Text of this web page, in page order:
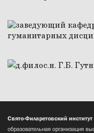
Свято-Филаретовский
образовательная организация